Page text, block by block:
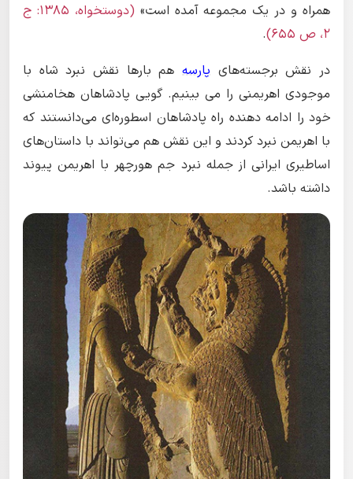
همراه و در یک مجموعه آمده است»
(دوستخواه، ۱۳۸۵: ج
۲، ص ۶۵۵)
.
در نقش برجسته‌های پارسه هم بارها نقش نبرد شاه با
موجودی اهریمنی را می بینیم. گویی پادشاهان هخامنشی
خود را ادامه دهنده راه پادشاهان اسطوره‌ای می‌دانستند که
با اهریمن نبرد کردند و این نقش هم می‌تواند با داستان‌های
اساطیری ایرانی از جمله نبرد جم هورچهر با اهریمن پیوند
داشته باشد.